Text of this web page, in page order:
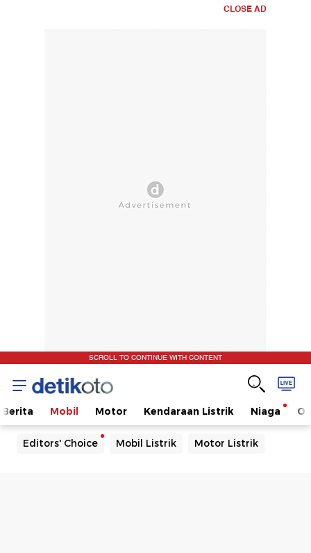
CLOSE AD
SCROLL TO CONTINUE WITH CONTENT
Berita Mobil Motor Kendaraan Listrik Niaga
Editors' Choice Mobil Listrik Motor Listrik